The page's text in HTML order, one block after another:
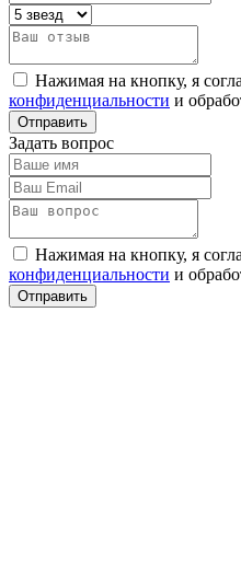
Нажимая на кнопку, я
конфиденциальности и
Задать вопрос
Нажимая на кнопку, я
конфиденциальности и